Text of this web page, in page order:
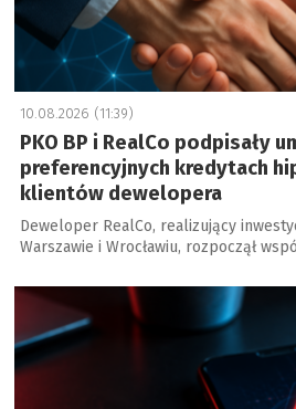
10.08.2026 (11:39)
PKO BP i RealCo podpisały
preferencyjnych kredytach
klientów dewelopera
Deweloper RealCo, realizujący
Warszawie i Wrocławiu, rozpoczął
a